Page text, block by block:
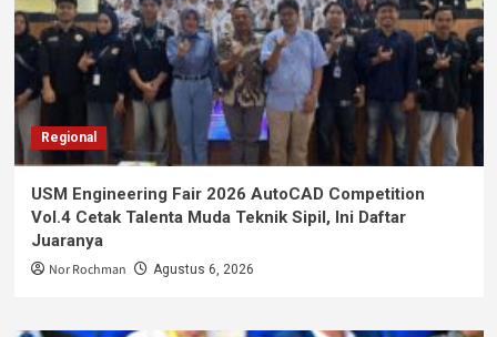
Regional
USM Engineering Fair 2026 AutoCAD Competition
Vol.4 Cetak Talenta Muda Teknik Sipil, Ini Daftar
Juaranya
Nor Rochman Agustus 6, 2026